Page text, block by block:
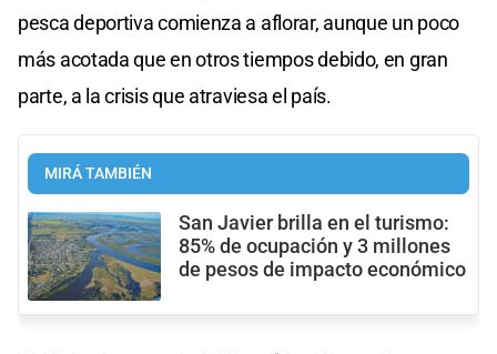
pesca deportiva comienza a aflorar, aunque un poco
más acotada que en otros tiempos debido, en gran
parte, a la crisis que atraviesa el país.
MIRÁ TAMBIÉN
San Javier brilla en el turismo:
85% de ocupación y 3 millones
de pesos de impacto económico